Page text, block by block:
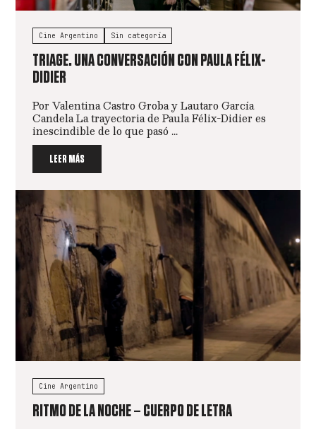
Cine Argentino Sin categoría
TRIAGE. UNA CONVERSACIÓN CON PAULA FÉLIX-
DIDIER
Por Valentina Castro Groba y Lautaro García
Candela La trayectoria de Paula Félix-Didier es
inescindible de lo que pasó ...
LEER MÁS
Cine Argentino
RITMO DE LA NOCHE – CUERPO DE LETRA